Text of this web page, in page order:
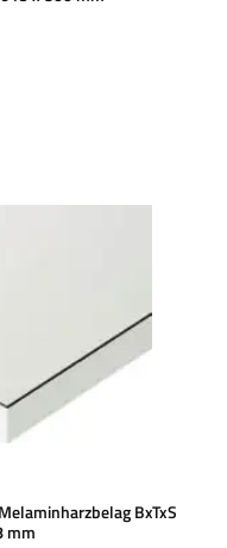
BxTxS
mm